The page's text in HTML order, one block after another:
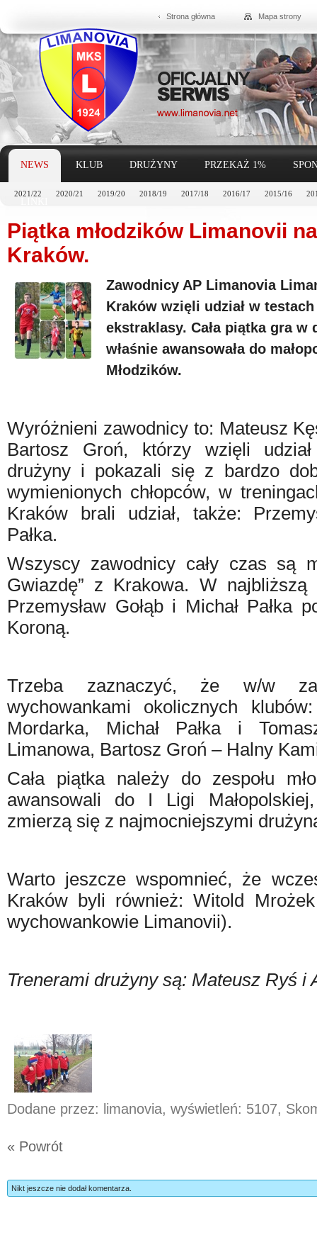
Strona główna Mapa strony
NEWS
2021/22 2020/21 2019/20 2018/19 2017/18 2016/17 2015/16
KLUB DRUŻYNY PRZEKAŻ 1%
Piątka młodzików Limanovii
Kraków.
Zawodnicy AP Limanovia
Kraków wzięli udział w
ekstraklasy. Cała piątka gra
właśnie awansowała do
Młodzików.
Wyróżnieni zawodnicy to: Mateusz
Bartosz Groń, którzy wzięli
drużyny i pokazali się z bardzo
wymienionych chłopców, w
Kraków brali udział, także:
Pałka.
Wszyscy zawodnicy cały czas są
Gwiazdę” z Krakowa. W
Przemysław Gołąb i Michał Pałka
Koroną.
Trzeba zaznaczyć, że w/w
wychowankami okolicznych
Mordarka, Michał Pałka i
Limanowa, Bartosz Groń – Halny
Cała piątka należy do zespołu
awansowali do I Ligi
zmierzą się z najmocniejszymi
Warto jeszcze wspomnieć, że
Kraków byli również: Witold
wychowankowie Limanovii).
Trenerami drużyny są: Mateusz Ryś i
Dodane przez: limanovia, wyświetleń: 5107,
« Powrót
Nikt jeszcze nie dodał komentarza.